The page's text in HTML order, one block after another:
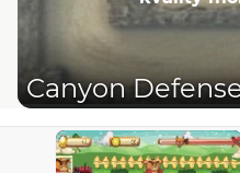
Canyon